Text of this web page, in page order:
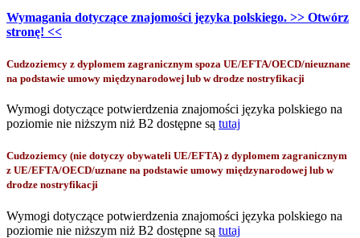
Wymagania dotyczące znajomości języka polskiego. >> Otwórz
stronę! <<
Cudzoziemcy z dyplomem zagranicznym spoza UE/EFTA/OECD/nieuznane
na podstawie umowy międzynarodowej lub w drodze nostryfikacji
Wymogi dotyczące potwierdzenia znajomości języka polskiego na
poziomie nie niższym niż B2 dostępne są tutaj
Cudzoziemcy (nie dotyczy obywateli UE/EFTA) z dyplomem zagranicznym
z UE/EFTA/OECD/uznane na podstawie umowy międzynarodowej lub w
drodze nostryfikacji
Wymogi dotyczące potwierdzenia znajomości języka polskiego na
poziomie nie niższym niż B2 dostępne są tutaj